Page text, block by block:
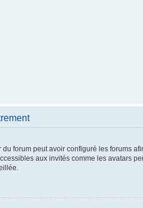
forum peut avoir configuré les forums
aux invités comme les avatars